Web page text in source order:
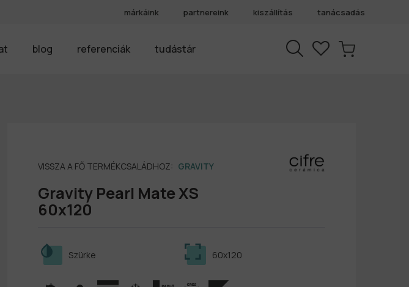
márkáink partnereink kiszállítás tanácsadás
blog referenciák tudástár
VISSZA A FŐ TERMÉKCSALÁDHOZ: GRAVITY
Gravity Pearl Mate XS
60x120
60x120
Szürke